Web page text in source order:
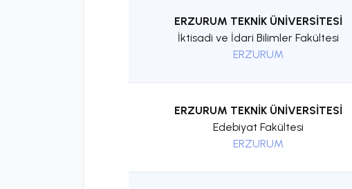
ERZURUM TEKNİK ÜNİVERSİTESİ
İktisadi ve İdari Bilimler Fakültesi
ERZURUM
ERZURUM TEKNİK ÜNİVERSİTESİ
Edebiyat Fakültesi
ERZURUM